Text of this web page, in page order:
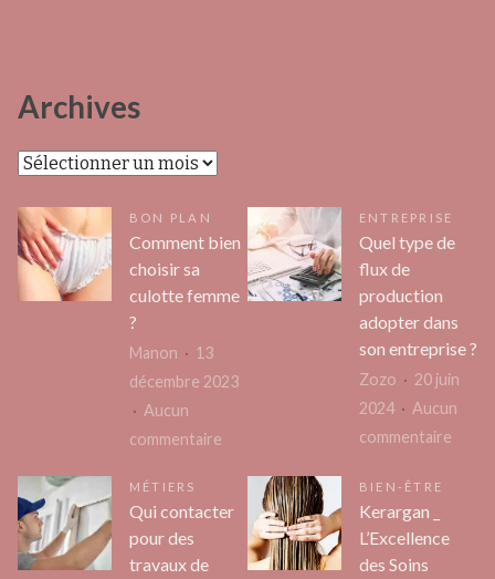
Archives
Archives
BON PLAN
Comment bien
choisir sa
culotte femme
?
Manon
13
décembre 2023
Aucun
commentaire
choisir
ENTREPRISE
Quel type de
flux de
production
adopter dans
son entreprise ?
Zozo
20 juin
2024
Aucun
commentaire
MÉTIERS
Qui contacter
pour des
travaux de
BIEN-ÊTRE
Kerargan _
L’Excellence
des Soins